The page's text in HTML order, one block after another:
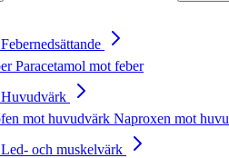
Paracetamol mot feber
Huvudvärk
mot huvudvärk Naproxen mot
och muskelvärk